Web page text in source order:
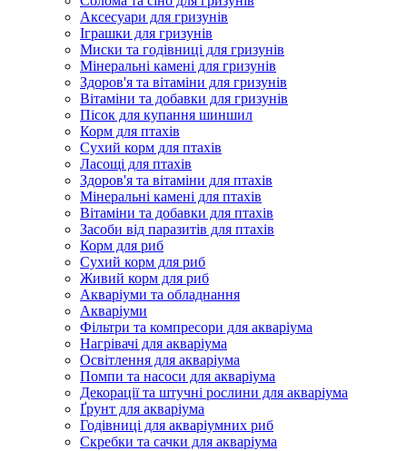
Аксесуари для гризунів
Іграшки для гризунів
Миски та годівниці для гризунів
Мінеральні камені для гризунів
Здоров'я та вітаміни для гризунів
Вітаміни та добавки для гризунів
Пісок для купання шиншил
Корм для птахів
Сухий корм для птахів
Ласощі для птахів
Здоров'я та вітаміни для птахів
Мінеральні камені для птахів
Вітаміни та добавки для птахів
Засоби від паразитів для птахів
Корм для риб
Сухий корм для риб
Живий корм для риб
Акваріуми та обладнання
Акваріуми
Фільтри та компресори для акваріума
Нагрівачі для акваріума
Освітлення для акваріума
Помпи та насоси для акваріума
Декорації та штучні рослини для акваріума
Ґрунт для акваріума
Годівниці для акваріумних риб
Скребки та сачки для акваріума